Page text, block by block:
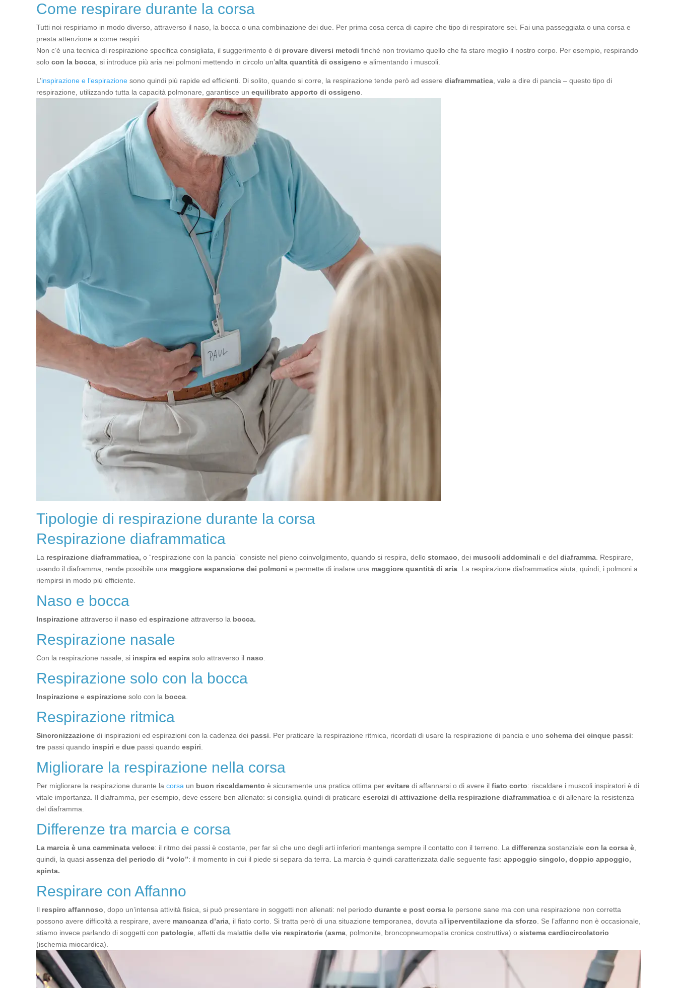
Come respirare durante la corsa
Tutti noi respiriamo in modo diverso, attraverso il naso, la bocca o una combinazione dei due. Per prima cosa cerca di capire che tipo di respiratore sei. Fai una passeggiata o una corsa e
presta attenzione a come respiri.
Non c’è una tecnica di respirazione specifica consigliata, il suggerimento è di provare diversi metodi finché non troviamo quello che fa stare meglio il nostro corpo. Per esempio, respirando
solo con la bocca , si introduce più aria nei polmoni mettendo in circolo un’alta quantità di ossigeno e alimentando i muscoli.
L’inspirazione e l’espirazione sono quindi più rapide ed efficienti. Di solito, quando si corre, la respirazione tende però ad essere diaframmatica , vale a dire di pancia – questo tipo di
respirazione, utilizzando tutta la capacità polmonare, garantisce un equilibrato apporto di ossigeno
Tipologie di respirazione durante la corsa
Respirazione diaframmatica
La respirazione diaframmatica, o “respirazione con la pancia” consiste nel pieno coinvolgimento, quando si respira, dello stomaco , dei muscoli addominali e del diaframma . Respirare,
usando il diaframma, rende possibile una maggiore espansione dei polmoni e permette di inalare una maggiore quantità di aria . La respirazione diaframmatica aiuta, quindi, i polmoni a
riempirsi in modo più efficiente.
Naso e bocca
Inspirazione attraverso il naso ed espirazione attraverso la bocca.
Respirazione nasale
Con la respirazione nasale, si inspira ed espira solo attraverso il naso
Respirazione solo con la bocca
Inspirazione e espirazione solo con la bocca
Respirazione ritmica
Sincronizzazione di inspirazioni ed espirazioni con la cadenza dei passi . Per praticare la respirazione ritmica, ricordati di usare la respirazione di pancia e uno schema dei cinque passi:
tre passi quando inspiri e due passi quando espiri
Migliorare la respirazione nella corsa
Per migliorare la respirazione durante la corsa un buon riscaldamento è sicuramente una pratica ottima per evitare di affannarsi o di avere il fiato corto: riscaldare i muscoli inspiratori è di
vitale importanza. Il diaframma, per esempio, deve essere ben allenato: si consiglia quindi di praticare esercizi di attivazione della respirazione diaframmatica e di allenare la resistenza
del diaframma.
Differenze tra marcia e corsa
La marcia è una camminata veloce: il ritmo dei passi è costante, per far sì che uno degli arti inferiori mantenga sempre il contatto con il terreno. La differenza sostanziale con la corsa è
quindi, la quasi assenza del periodo di “volo”: il momento in cui il piede si separa da terra. La marcia è quindi caratterizzata dalle seguente fasi: appoggio singolo, doppio appoggio,
spinta.
Respirare con Affanno
Il respiro affannoso , dopo un’intensa attività fisica, si può presentare in soggetti non allenati: nel periodo durante e post corsa le persone sane ma con una respirazione non corretta
possono avere difficoltà a respirare, avere mancanza d’aria , il fiato corto. Si tratta però di una situazione temporanea, dovuta all’iperventilazione da sforzo . Se l’affanno non è occasionale,
stiamo invece parlando di soggetti con patologie , affetti da malattie delle vie respiratorie (asma , polmonite, broncopneumopatia cronica costruttiva) o sistema cardiocircolatorio
(ischemia miocardica).